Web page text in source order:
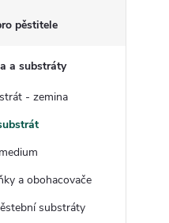
pěstitele
a substráty
- zemina
a obohacovače
substráty